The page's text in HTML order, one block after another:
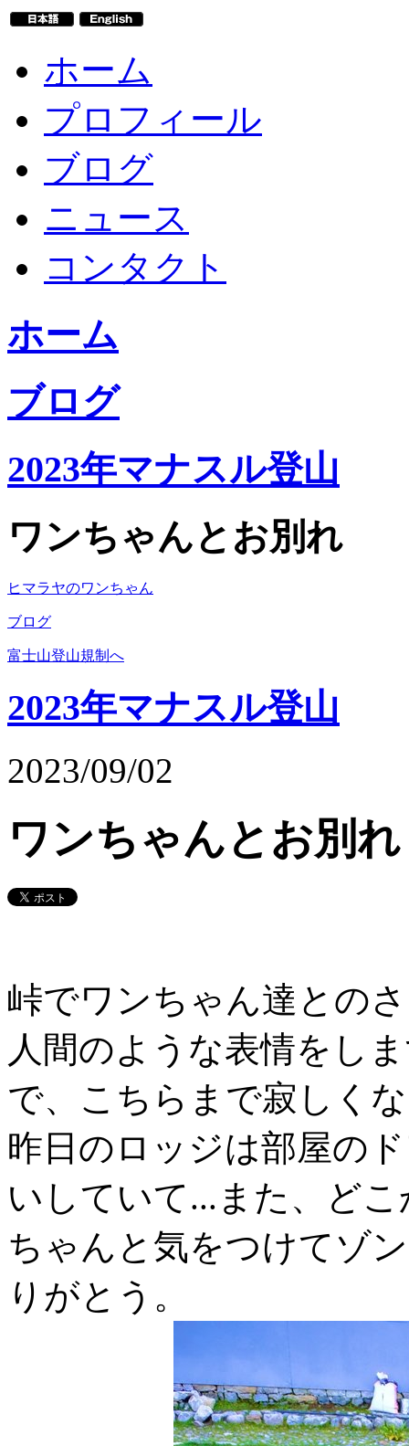
ホーム
プロフィール
ブログ
ニュース
コンタクト
ホーム
ブログ
2023年マナスル登山
ワンちゃんとお別れ
ヒマラヤのワンちゃん
ブログ
富士山登山規制へ
2023年マナスル登山
2023/09/02
ワンちゃんとお別れ
峠でワンちゃん達との
人間のような表情をし
で、こちらまで寂しく
昨日のロッジは部屋の
いしていて...また、ど
ちゃんと気をつけてゾ
りがとう。